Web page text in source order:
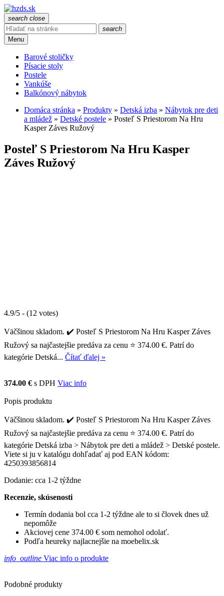
search close
search
Menu
Barové stoličky
Písacie stoly
Postele
Vankúše
Balkónový nábytok
Domáca stránka » Produkty » Detská izba » Nábytok pre deti
a mládež » Detské postele » Posteľ S Priestorom Na Hru
Kasper Záves Ružový
Posteľ S Priestorom Na Hru Kasper
Záves Ružový
4.9/5 - (12 votes)
Väčšinou skladom. ✔️ Posteľ S Priestorom Na Hru Kasper Záves
Ružový sa najčastejšie predáva za cenu ⭐ 374.00 €. Patrí do
kategórie Detská... Čítať ďalej »
374.00 € s DPH Viac info
Popis produktu
Väčšinou skladom. ✔️ Posteľ S Priestorom Na Hru Kasper Záves
Ružový sa najčastejšie predáva za cenu ⭐ 374.00 €. Patrí do
kategórie Detská izba > Nábytok pre deti a mládež > Detské postele.
Viete si ju v katalógu dohľadať aj pod EAN kódom:
4250393856814
Dodanie: cca 1-2 týždne
Recenzie, skúsenosti
Termín dodania bol cca 1-2 týždne ale to si človek dnes už
nepomôže
Akciovej cene 374.00 € som nemohol odolať.
Podľa heureky najlacnejšie na moebelix.sk
info_outline Viac info o produkte
Podobné produkty